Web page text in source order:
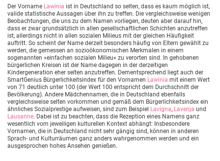
Der Vorname Lawinia ist in Deutschland so selten, dass es kaum möglich ist,
valide statistische Aussagen über ihn zu treffen. Die vergleichsweise wenigen
Beobachtungen, die uns zu dem Namen vorliegen, deuten aber darauf hin,
dass er zwar grundsätzlich in allen gesellschaftlichen Schichten anzutreffen
ist, allerdings nicht in allen sozialen Milieus mit der gleichen Häufigkeit
auftritt. So scheint der Name derzeit besonders häufig von Eltern gewählt zu
werden, die gemessen an sozioökonomischen Merkmalen in einem
sogenannten »einfachen sozialen Milieu« zu verorten sind. In gehobenen
bürgerlichen Kreisen ist der Name dagegen in der derzeitigen
Kindergeneration eher selten anzutreffen. Dementsprechend liegt auch der
SmartGenius Bürgerlichkeitsindex für den Vornamen Lawinia mit einem Wert
von 71 deutlich unter 100 (der Wert 100 entspricht dem Durchschnitt der
Bevölkerung). Andere Mädchennamen, die in Deutschland ebenfalls
vergleichsweise selten vorkommen und gemäß dem Bürgerlichkeitsindex ein
ähnliches Sozialprestige aufweisen, sind zum Beispiel Lavigna, Lavenja und
Lausanne. Dabei ist zu beachten, dass die Rezeption eines Namens ganz
wesentlich vom jeweiligen kulturellen Kontext abhängt: Insbesondere
Vornamen, die in Deutschland nicht sehr gängig sind, können in anderen
Sprach- und Kulturräumen ganz anders wahrgenommen werden und ein
ausgesprochen hohes Ansehen genießen.